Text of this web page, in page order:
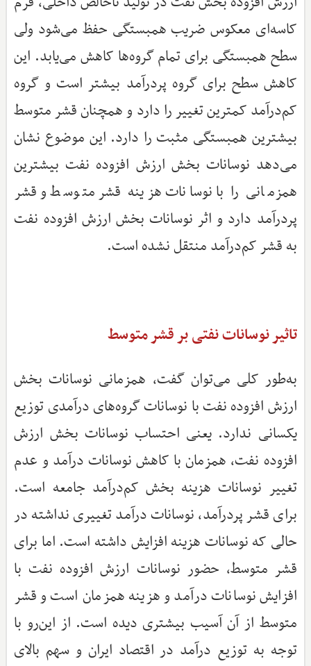
کاسه‌ای معکوس ضریب همبستگی حفظ می‌شود ولی
سطح همبستگی برای تمام گروه‌ها کاهش می‌یابد. این
کاهش سطح برای گروه پردرآمد بیشتر است و گروه
کم‌درآمد کمترین تغییر را دارد و همچنان قشر متوسط
بیشترین همبستگی مثبت را دارد. این موضوع نشان
می‌دهد نوسانات بخش ارزش افزوده نفت بیشترین
همزمانی را با نوسانات هزینه قشر متوسط و قشر
پردرآمد دارد و اثر نوسانات بخش ارزش افزوده نفت
به قشر کم‌درآمد منتقل نشده است.
تاثیر نوسانات نفتی بر قشر متوسط
به‌طور کلی می‌توان گفت، همزمانی نوسانات بخش
ارزش افزوده نفت با نوسانات گروه‌های درآمدی توزیع
یکسانی ندارد. یعنی احتساب نوسانات بخش ارزش
افزوده نفت، همزمان با کاهش نوسانات درآمد و عدم
تغییر نوسانات هزینه بخش کم‌درآمد جامعه است.
برای قشر پردرآمد، نوسانات درآمد تغییری نداشته در
حالی که نوسانات هزینه افزایش داشته است. اما برای
قشر متوسط، حضور نوسانات ارزش افزوده نفت با
افزایش نوسانات درآمد و هزینه همزمان است و قشر
متوسط از آن آسیب بیشتری دیده است. از این‌رو با
توجه به توزیع درآمد در اقتصاد ایران و سهم بالای